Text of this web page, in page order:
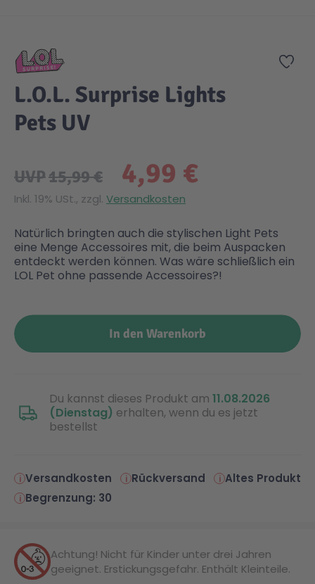
Sicherheit
Krimi / Thriller
Liebesromane
Sachbücher / Wissen
Kuscheltiere
Puppen & Puppenzubehör
Puzzle & Legespiele
Elektronische Spielwaren
Malen & Zeichnen
DC Comics™ Super Heroes
Disney
DUPLO®
Jurassic World™
Marvel™ Super Heroes
Minecraft™
NINJAGO®
Star Wars™
Country
Fairies
Family Fun
Fun Stars
Knights
NOVELMORE
VW
Aktion
Zur
L.O.L. Surprise Lights
Pets UV
4,99 €
UVP15,99 €
Inkl. 19% USt., zzgl. Versandkosten
Natürlich bringten auch die stylischen Light Pets
eine Menge Accessoires mit, die beim Auspacken
entdeckt werden können. Was wäre schließlich ein
LOL Pet ohne passende Accessoires?!
In den Warenkorb
Du kannst dieses Produkt am 11.08.2026
(Dienstag) erhalten, wenn du es jetzt
bestellst
Versandkosten Rückversand
Altes Produkt
Begrenzung: 30
Achtung! Nicht für Kinder unter drei Jahren
geeignet. Erstickungsgefahr. Enthält Kleinteile.